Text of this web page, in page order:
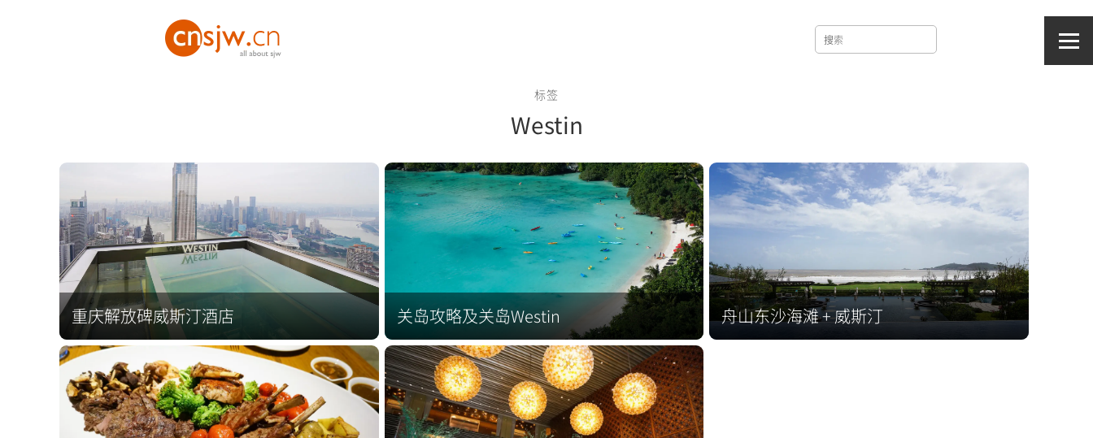
标签
Westin
重庆解放碑威斯汀酒店 关岛攻略及关岛Westin 舟山东沙海滩 + 威斯汀